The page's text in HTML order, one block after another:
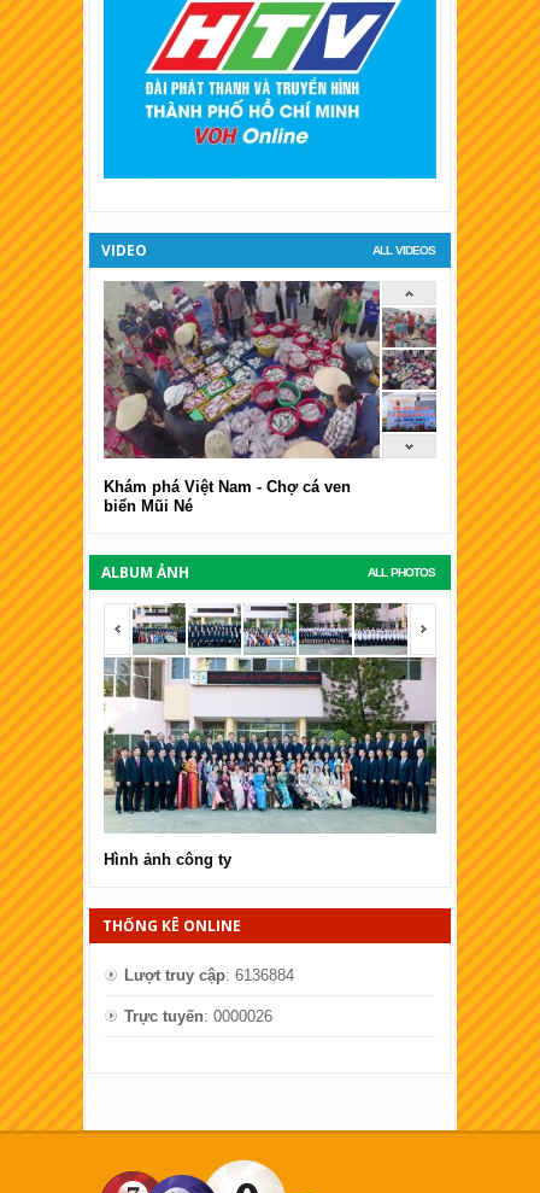
XSKT Long An
XSKT Bình Phước
XSKT Tiền Giang
XSKT Đà Lạt
ALL VIDEOS
VIDEO
Khám phá Việt Nam - Chợ cá ven
biển Mũi Né
ALL PHOTOS
ALBUM ẢNH
<span></span> <span></
Hình ảnh công ty Hình ảnh
THỐNG KÊ ONLINE
Lượt truy cập: 6136884
Trực tuyến: 0000026